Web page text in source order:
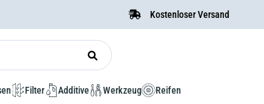
Kostenloser Versand
Filter Additive Werkzeug Reifen